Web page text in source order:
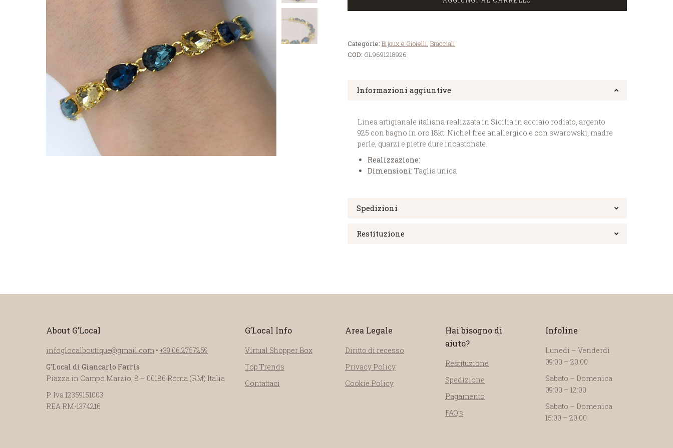
Categorie: Bijoux e Gioielli, Bracciali
COD: GL9691218926
Informazioni aggiuntive
Linea artigianale italiana realizzata in Sicilia in acciaio rodiato, argento
925 con bagno in oro 18kt. Nichel free anallergico e con swarowski, madre
perle, quarzi e pietre dure incastonate.
Realizzazione:
Dimensioni: Taglia unica
Spedizioni
Restituzione
About G’Local
infoglocalboutique@gmail.com • +39 06.2757259
G’Local di Giancarlo Farris
Piazza in Campo Marzio, 8 – 00186 Roma (RM) Italia
P. Iva 12359151003
REA RM-1374216
G’Local Info
Virtual Shopper Box
Top Trends
Contattaci
Area Legale
Diritto di recesso
Privacy Policy
Cookie Policy
Hai bisogno di
aiuto?
Restituzione
Spedizione
Pagamento
FAQ’s
Infoline
Lunedi – Venderdì
09:00 – 20:00
Sabato – Domenica
09:00 – 12:00
Sabato – Domenica
15:00 – 20:00